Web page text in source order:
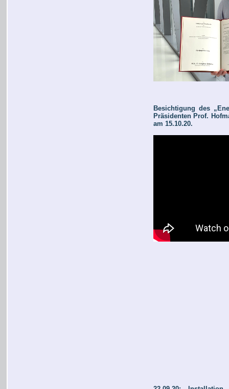
Besichtigung des
Präsidenten Prof.
am 15.10.20.